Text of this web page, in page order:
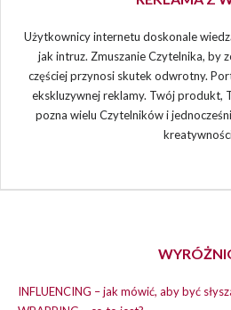
Użytkownicy internetu doskonale
jak intruz. Zmuszanie Czytelnika, by
częściej przynosi skutek odwrotny.
ekskluzywnej reklamy. Twój produkt,
pozna wielu Czytelników i
INFLUENCING – jak mówić, aby być